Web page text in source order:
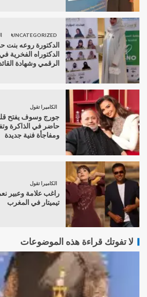
UNCATEGORIZED
الدكتورة روعه
الدكتوراه الفخرية
الرقمي وشهادة
الكاميرا تقول
جورج وسوف يفتح
حاضر في الذاكرة
ومفاجأة فنية جديدة
الكاميرا تقول
راغب علامة وعبير
تيميتار في المغرب
لا تفوتك قراءة هذه الموضوعات